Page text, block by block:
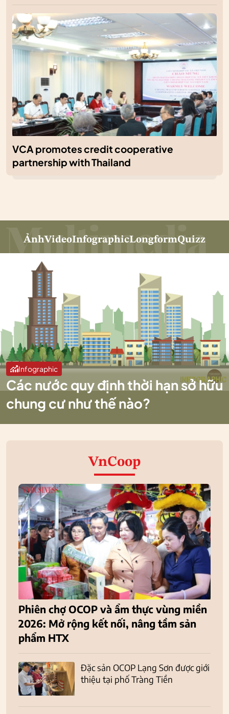
VCA promotes credit cooperative
partnership with Thailand
ẢnhVideoInfographicLongformQuizz
Infographic
Các nước quy định thời hạn sở hữu
chung cư như thế nào?
VnCoop
Phiên chợ OCOP và ẩm thực vùng miền
2026: Mở rộng kết nối, nâng tầm sản
phẩm HTX
Đặc sản OCOP Lạng Sơn được giới
thiệu tại phố Tràng Tiền